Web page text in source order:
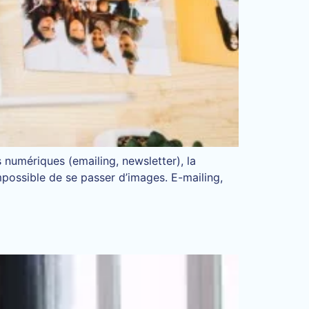
(emailing, newsletter), la
de se passer d’images. E-mailing,